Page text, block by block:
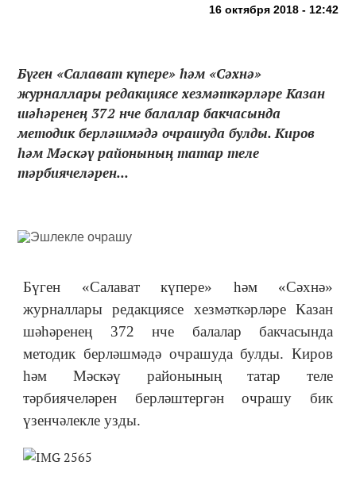
16 октября 2018 - 12:42
Бүген «Салават күпере» һәм «Сәхнә»
журналлары редакциясе хезмәткәрләре Казан
шәһәренең 372 нче балалар бакчасында
методик берләшмәдә очрашуда булды. Киров
һәм Мәскәү районының татар теле
тәрбиячеләрен...
Бүген «Салават күпере» һәм «Сәхнә»
журналлары редакциясе хезмәткәрләре Казан
шәһәренең 372 нче балалар бакчасында
методик берләшмәдә очрашуда булды. Киров
һәм Мәскәү районының татар теле
тәрбиячеләрен берләштергән очрашу бик
үзенчәлекле узды.